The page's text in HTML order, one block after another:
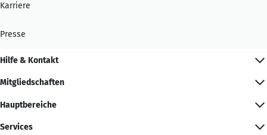
Karriere
Presse
Hilfe & Kontakt
Mitgliedschaften
Hauptbereiche
Services